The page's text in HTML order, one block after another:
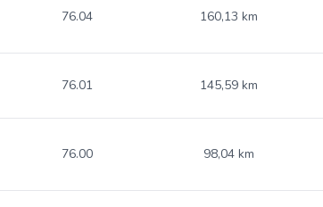
76.04 160,13 km
76.01 145,59 km
76.00 98,04 km